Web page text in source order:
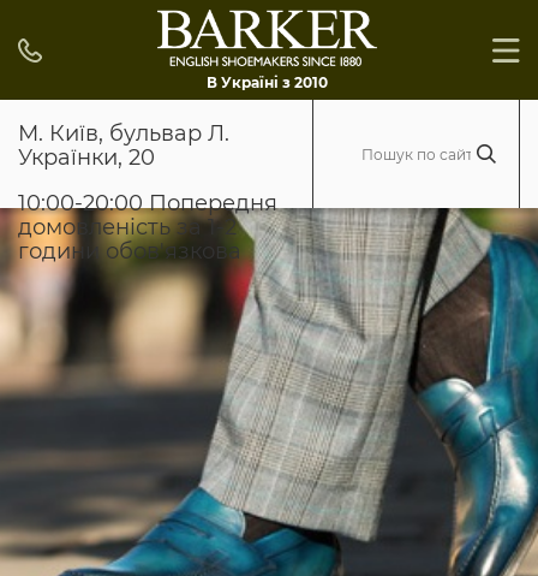
В Україні з 2010
М. Київ, бульвар Л.
Українки, 20
10:00-20:00 Попередня
домовленість за 1-2
години обов'язкова